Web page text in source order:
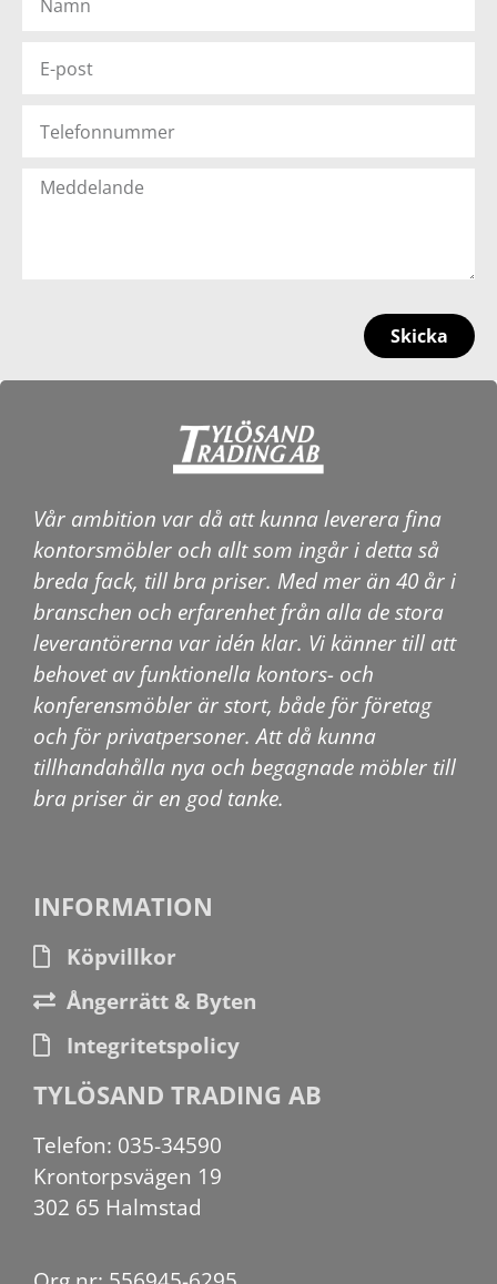
Skicka
Vår ambition var då att kunna leverera fina
kontorsmöbler och allt som ingår i detta så
breda fack, till bra priser. Med mer än 40 år i
branschen och erfarenhet från alla de stora
leverantörerna var idén klar. Vi känner till att
behovet av funktionella kontors- och
konferensmöbler är stort, både för företag
och för privatpersoner. Att då kunna
tillhandahålla nya och begagnade möbler till
bra priser är en god tanke.
INFORMATION
Köpvillkor
Ångerrätt & Byten
Integritetspolicy
TYLÖSAND TRADING AB
Telefon: 035-34590
Krontorpsvägen 19
302 65 Halmstad